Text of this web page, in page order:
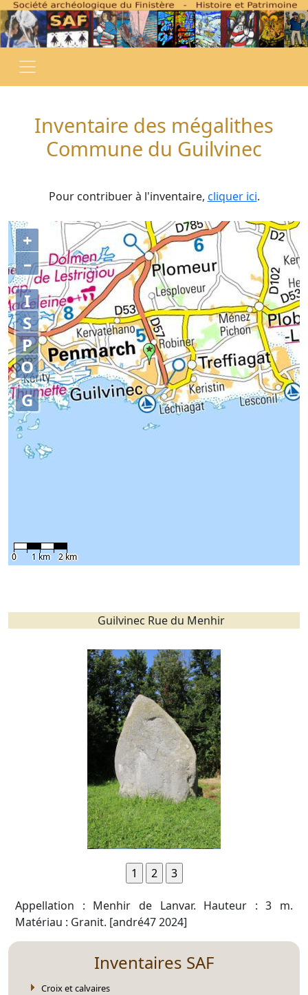
Inventaire des mégalithes
Commune du Guilvinec
Pour contribuer à l'inventaire, cliquer ici.
+
–
0 1 km 2 km
I
S
P
O
G
Guilvinec Rue du Menhir
Appellation : Menhir de Lanvar. Hauteur : 3 m.
Matériau : Granit. [andré47 2024]
Inventaires SAF
Croix et calvaires